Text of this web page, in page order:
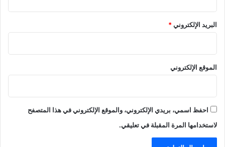
البريد الإلكتروني*
الموقع الإلكتروني
احفظ اسمي، بريدي الإلكتروني، والموقع الإلكتروني في هذا المتصفح
لاستخدامها المرة المقبلة في تعليقي.